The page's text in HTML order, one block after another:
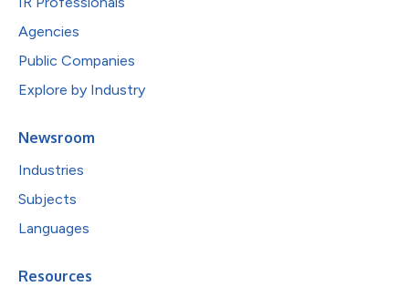
Agencies
Public Companies
Explore by Industry
Newsroom
Industries
Subjects
Languages
Resources